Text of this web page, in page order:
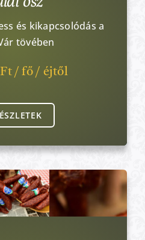
és kikapcsolódás a
tövében
/ fő / éjtől